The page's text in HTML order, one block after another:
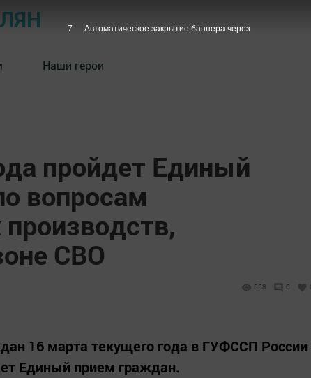
Наши герои
пройдет Единый
вопросам
СВО
668 0
16 марта текущего года в ГУФССП России
Единый прием граждан.
6 Автоматическое закрытие баннера через